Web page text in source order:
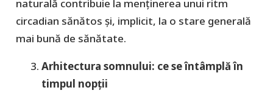
naturală contribuie la menținerea unui ritm
circadian sănătos și, implicit, la o stare generală
mai bună de sănătate.
Arhitectura somnului: ce se întâmplă în
timpul nopții